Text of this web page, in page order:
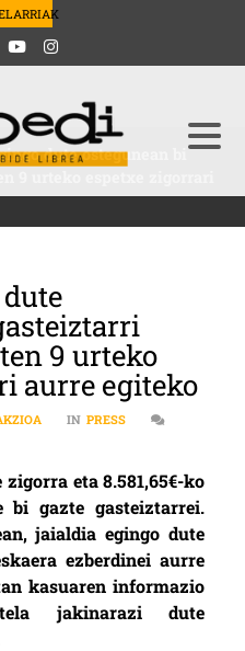
dute ostegunean bi
9 urteko
aurre egiteko
IN PRESS
DUTE OSTEGUNEAN BI
eta 8.581,65€-ko
bi gazte gasteiztarrei.
jaialdia egingo dute
ezberdinei aurre
kasuaren informazio
jakinarazi dute